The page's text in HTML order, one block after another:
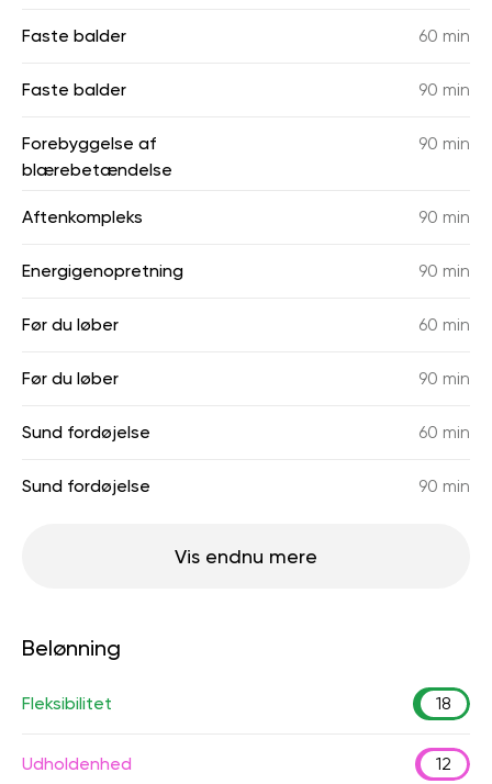
Faste balder 60 min
Faste balder 90 min
Forebyggelse af
blærebetændelse
90 min
Aftenkompleks 90 min
Energigenopretning 90 min
Før du løber 60 min
Før du løber 90 min
Sund fordøjelse 60 min
Sund fordøjelse 90 min
Vis endnu mere
Belønning
Fleksibilitet 18
Udholdenhed 12